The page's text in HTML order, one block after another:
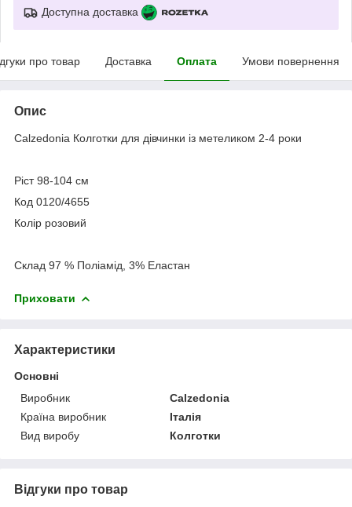
Доступна доставка
про товар Доставка Оплата Умови повернення
Опис
Calzedonia Колготки для дівчинки із метеликом 2-4 роки
Ріст 98-104 см
Код 0120/4655
Колір розовий
Склад 97 % Поліамід, 3% Еластан
Приховати
Характеристики
Основні
Виробник
Calzedonia
Країна виробник
Італія
Вид виробу
Колготки
Відгуки про товар